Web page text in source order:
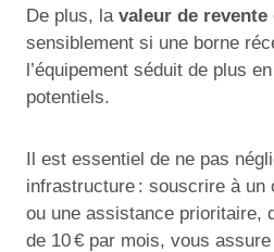
De plus, la valeur de
sensiblement si une borne
l’équipement séduit de plus
potentiels.
Il est essentiel de ne pas
infrastructure : souscrire à un
ou une assistance prioritaire,
de 10 € par mois, vous